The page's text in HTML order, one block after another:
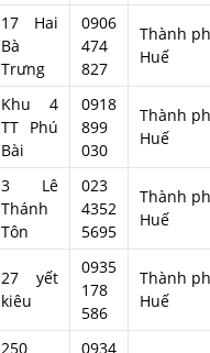
17 Hai
Bà
Trưng
0906
474
827
Thành
Huế
Khu 4
TT Phú
Bài
0918
899
030
Thành
Huế
3 Lê
Thánh
Tôn
023
4352
5695
Thành
Huế
27 yết
kiêu
0935
178
586
Thành
Huế
250
0934